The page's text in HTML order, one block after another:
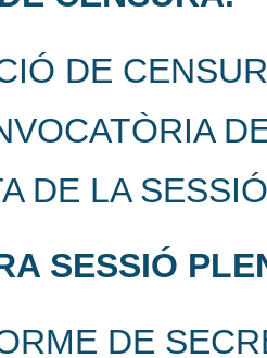
DE
DE LA SESSIÓ
SESSIÓ
DE